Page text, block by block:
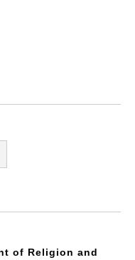
of Religion and